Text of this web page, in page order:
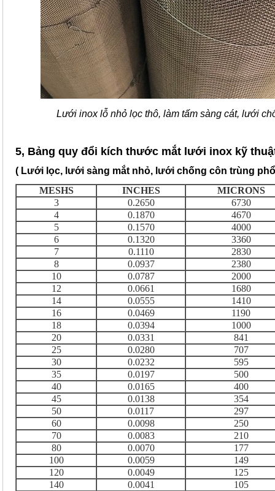
Lưới inox lỗ nhỏ lọc thô, làm tấm sàng cát, lưới
5, Bảng quy đổi kích thước mắt lưới inox kỹ
( Lưới lọc, lưới sàng mắt nhỏ, lưới chống côn trùng
MESHS
INCHES
MICRONS
3
0.2650
6730
4
0.1870
4670
5
0.1570
4000
6
0.1320
3360
7
0.1110
2830
8
0.0937
2380
10
0.0787
2000
12
0.0661
1680
14
0.0555
1410
16
0.0469
1190
18
0.0394
1000
20
0.0331
841
25
0.0280
707
30
0.0232
595
35
0.0197
500
40
0.0165
400
45
0.0138
354
50
0.0117
297
60
0.0098
250
70
0.0083
210
80
0.0070
177
100
0.0059
149
120
0.0049
125
140
0.0041
105